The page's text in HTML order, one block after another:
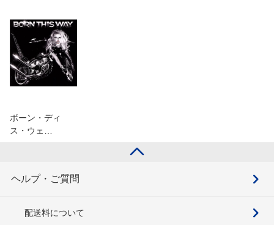
ボーン・ディ
ス・ウェ…
ヘルプ・ご質問
配送料について